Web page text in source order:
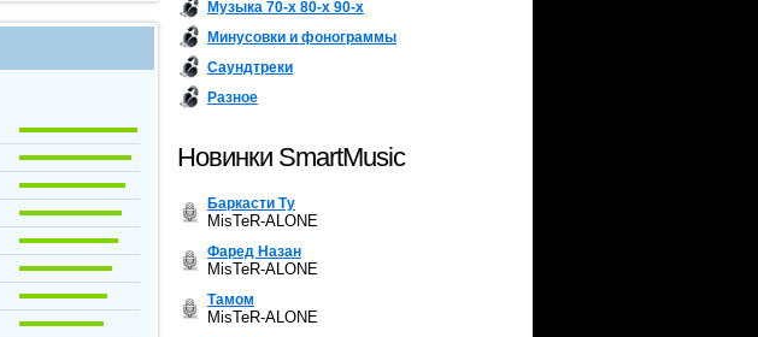
Музыка 70-х 80-х 90-х
Минусовки и фонограммы
Саундтреки
Разное
Новинки SmartMusic
Баркасти Ту
MisTeR-ALONE
Фаред Назан
MisTeR-ALONE
Тамом
MisTeR-ALONE